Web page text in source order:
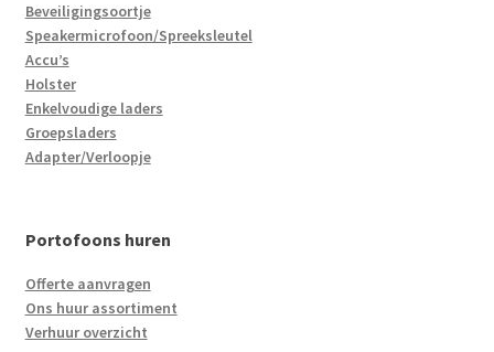
Beveiligingsoortje
Speakermicrofoon/Spreeksleutel
Accu’s
Holster
Enkelvoudige laders
Groepsladers
Adapter/Verloopje
Portofoons huren
Offerte aanvragen
Ons huur assortiment
Verhuur overzicht